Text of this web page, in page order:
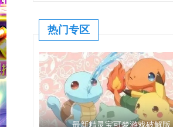
热门专区
最新精灵宝可梦游戏破解版